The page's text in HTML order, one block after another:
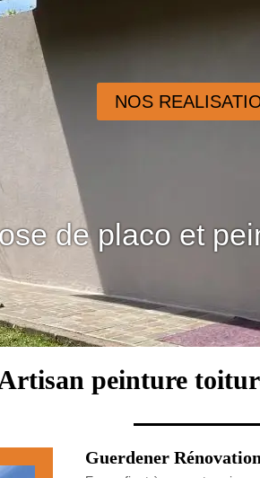
NOS
de placo et
peinture
Guerdener